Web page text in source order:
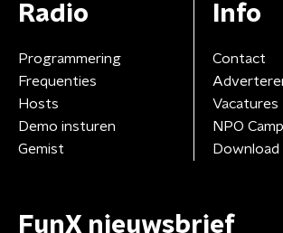
Radio
Programmering
Frequenties
Hosts
Demo insturen
Gemist
Info
Contact
Vacatures
NPO
Download
FunX nieuwsbrief